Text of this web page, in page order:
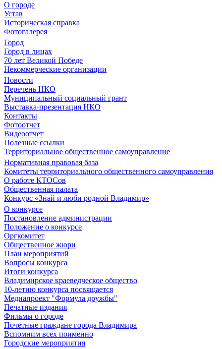
О городе
Устав
Историческая справка
Фотогалерея
Город
Город в лицах
70 лет Великой Победе
Некоммерческие организации
Новости
Перечень НКО
Муниципальный социальный грант
Выставка-презентация НКО
Контакты
Фотоотчет
Видеоотчет
Полезные ссылки
Территориальное общественное самоуправление
Нормативная правовая база
Комитеты территориального общественного самоуправления
О работе КТОСов
Общественная палата
Конкурс «Знай и люби родной Владимир»
О конкурсе
Постановление администрации
Положение о конкурсе
Оргкомитет
Общественное жюри
План мероприятий
Вопросы конкурса
Итоги конкурса
Владимирское краеведческое общество
10-летию конкурса посвящается
Медиапроект "Формула дружбы"
Печатные издания
Фильмы о городе
Почетные граждане города Владимира
Вспомним всех поименно
Городские мероприятия